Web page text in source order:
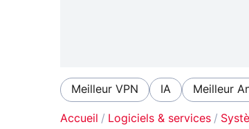
Meilleur VPN IA Meilleur
Accueil Logiciels & services